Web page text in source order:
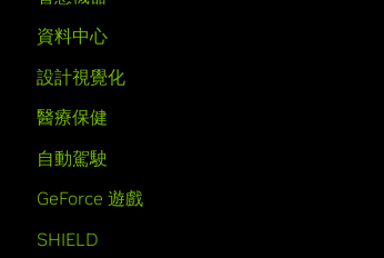
資料中心
設計視覺化
醫療保健
自動駕駛
GeForce 遊戲
SHIELD